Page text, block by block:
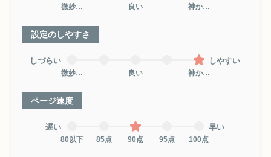
微妙… 良い 神か…
設定のしやすさ
しづらい
微妙… 良い 神か…
しやすい
ページ速度
遅い
80以下 85点 90点 95点 100点
早い